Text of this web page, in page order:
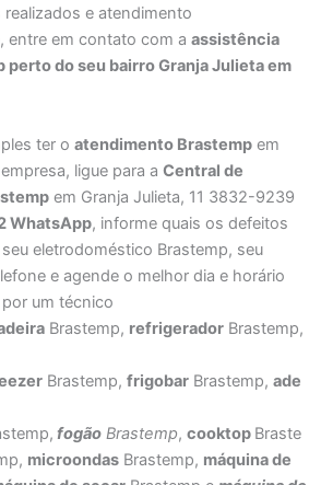
e atendimento
, entre em contato com aassistência
perto do seu bairro Granja Julieta em
ter oatendimento Brastemp em
ligue para aCentral de
em Granja Julieta, 11 3832-9239
WhatsApp, informe quais os defeitos
eletrodoméstico Brastemp, seu
e agende o melhor dia e horário
um técnico
Brastemp, refrigerador Brastemp,
Brastemp,frigobar Brastemp,ade
fogão Brastemp,cooktop Braste
microondas Brastemp, máquina de